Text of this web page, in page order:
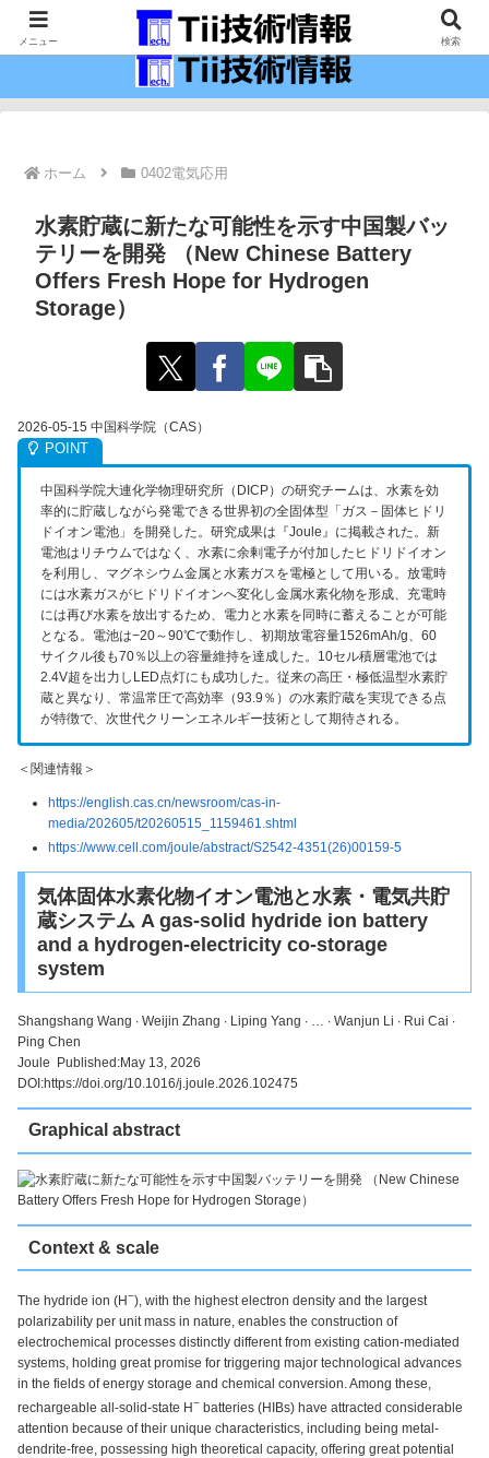
最新の科学技術の情報インフラ。
ホーム 0402電気応用
水素貯蔵に新たな可能性を示す中国製バッ
テリーを開発 （New Chinese Battery
Offers Fresh Hope for Hydrogen
Storage）
2026-05-15 中国科学院（CAS）
中国科学院大連化学物理研究所（DICP）の研究チームは、水素を効
率的に貯蔵しながら発電できる世界初の全固体型「ガス－固体ヒドリ
ドイオン電池」を開発した。研究成果は『Joule』に掲載された。新
電池はリチウムではなく、水素に余剰電子が付加したヒドリドイオン
を利用し、マグネシウム金属と水素ガスを電極として用いる。放電時
には水素ガスがヒドリドイオンへ変化し金属水素化物を形成、充電時
には再び水素を放出するため、電力と水素を同時に蓄えることが可能
となる。電池は−20～90℃で動作し、初期放電容量1526mAh/g、60
サイクル後も70％以上の容量維持を達成した。10セル積層電池では
2.4V超を出力しLED点灯にも成功した。従来の高圧・極低温型水素貯
蔵と異なり、常温常圧で高効率（93.9％）の水素貯蔵を実現できる点
が特徴で、次世代クリーンエネルギー技術として期待される。
＜関連情報＞
https://english.cas.cn/newsroom/cas-in-
media/202605/t20260515_1159461.shtml
https://www.cell.com/joule/abstract/S2542-4351(26)00159-5
気体固体水素化物イオン電池と水素・電気共貯
蔵システム A gas-solid hydride ion battery
and a hydrogen-electricity co-storage
system
Shangshang Wang ∙ Weijin Zhang ∙ Liping Yang ∙ … ∙ Wanjun Li ∙ Rui Cai ∙
Ping Chen
Joule Published:May 13, 2026
DOI:https://doi.org/10.1016/j.joule.2026.102475
Graphical abstract
Context & scale
The hydride ion (H−), with the highest electron density and the largest
polarizability per unit mass in nature, enables the construction of
electrochemical processes distinctly different from existing cation-mediated
systems, holding great promise for triggering major technological advances
in the fields of energy storage and chemical conversion. Among these,
rechargeable all-solid-state H− batteries (HIBs) have attracted considerable
attention because of their unique characteristics, including being metal-
dendrite-free, possessing high theoretical capacity, offering great potential
メニュー 検索